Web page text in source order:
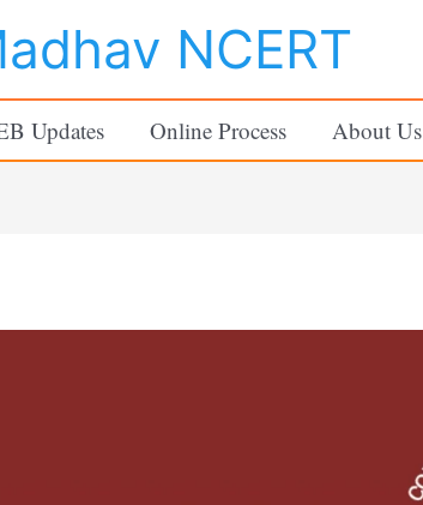
NCERT
Updates Online Process About Us